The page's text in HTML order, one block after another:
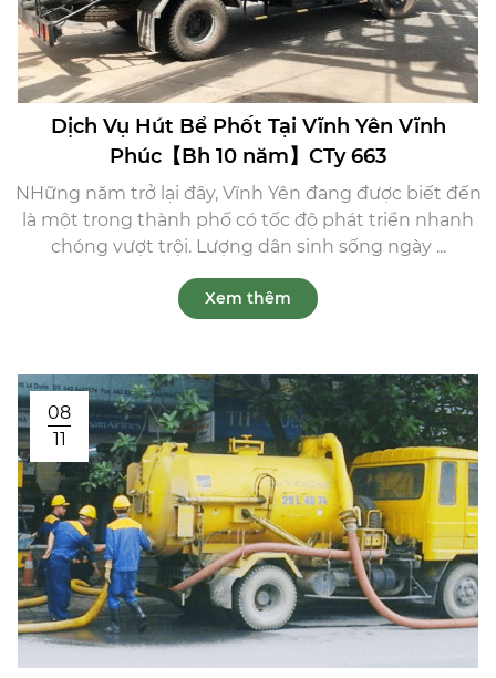
Dịch Vụ Hút Bể Phốt Tại Vĩnh Yên Vĩnh
Phúc【Bh 10 năm】CTy 663
NHững năm trở lại đây, Vĩnh Yên đang được biết đến
là một trong thành phố có tốc độ phát triển nhanh
chóng vượt trội. Lượng dân sinh sống ngày ...
Xem thêm
08
11